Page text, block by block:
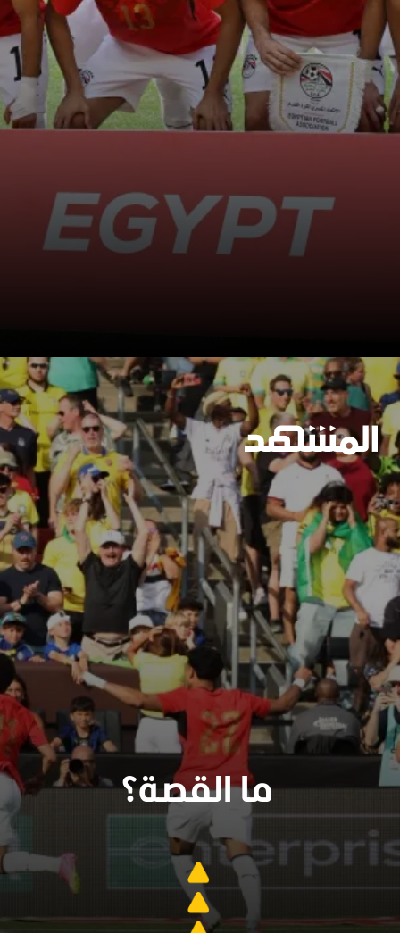
سنجدهــم كلهـم
ما القصة؟